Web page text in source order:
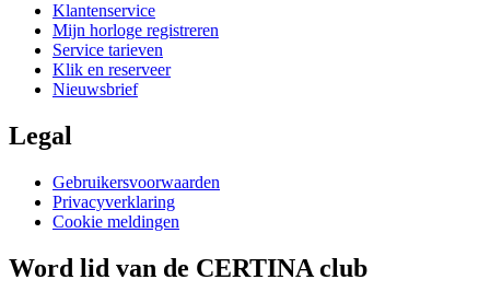
Klantenservice
Mijn horloge registreren
Service tarieven
Klik en reserveer
Nieuwsbrief
Legal
Gebruikersvoorwaarden
Privacyverklaring
Cookie meldingen
Word lid van de CERTINA club